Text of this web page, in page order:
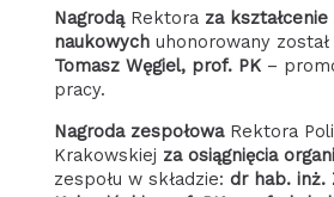
Nagrodą Rektora za
naukowychuhonorowany został
Tomasz Węgiel, prof. PK–
pracy.
Nagroda zespołowa Rektora
Krakowskiej za osiągnięcia
zespołu w składzie: dr hab. inż.